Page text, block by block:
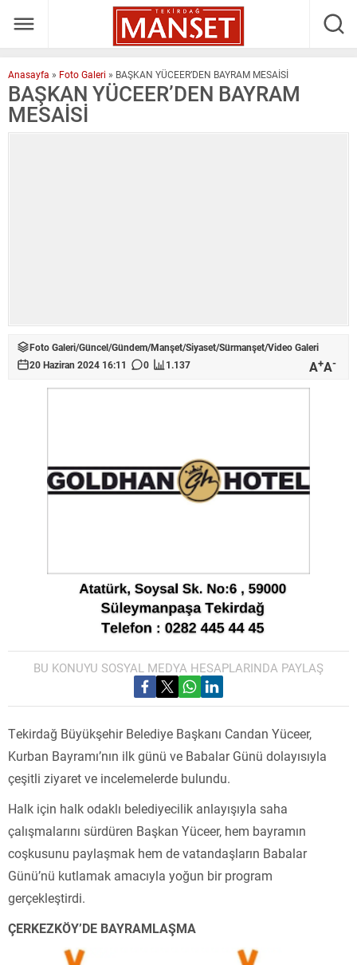
Anasayfa » Foto Galeri » BAŞKAN YÜCEER’DEN BAYRAM MESAİSİ
BAŞKAN YÜCEER’DEN BAYRAM
MESAİSİ
Foto Galeri/Güncel/Gündem/Manşet/Siyaset/Sürmanşet/Video Galeri
20 Haziran 2024 16:11
0 1.137 A+A-
BU KONUYU SOSYAL MEDYA HESAPLARINDA PAYLAŞ
Tekirdağ Büyükşehir Belediye Başkanı Candan Yüceer,
Kurban Bayramı’nın ilk günü ve Babalar Günü dolayısıyla
çeşitli ziyaret ve incelemelerde bulundu.
Halk için halk odaklı belediyecilik anlayışıyla saha
çalışmalarını sürdüren Başkan Yüceer, hem bayramın
coşkusunu paylaşmak hem de vatandaşların Babalar
Günü’nü kutlamak amacıyla yoğun bir program
gerçekleştirdi.
ÇERKEZKÖY’DE BAYRAMLAŞMA